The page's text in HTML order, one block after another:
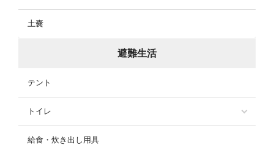
土嚢
避難生活
テント
トイレ
給食・炊き出し用具